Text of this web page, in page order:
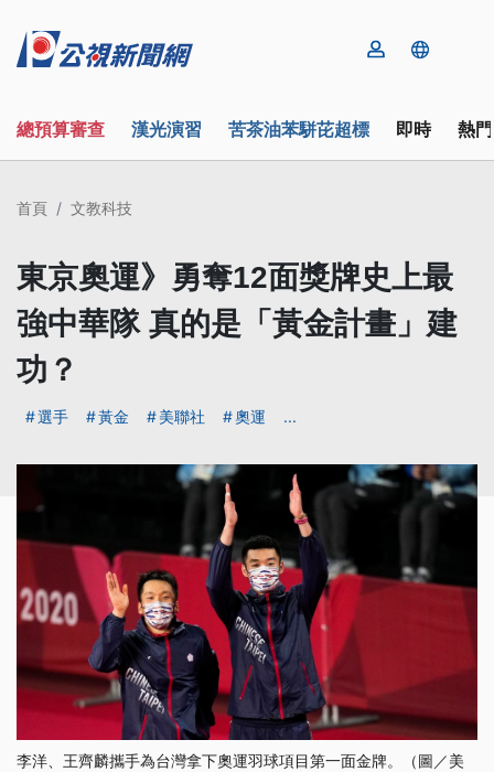
總預算審查 漢光演習 苦茶油苯駢芘超標 即時 熱
首頁 文教科技
東京奧運》勇奪12面獎牌史上最
強中華隊 真的是「黃金計畫」建
功？
選手 黃金 美聯社 奧運 ...
李洋、王齊麟攜手為台灣拿下奧運羽球項目第一面金牌。（圖／美